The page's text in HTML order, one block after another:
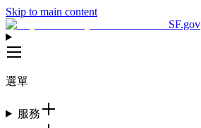
Skip to main content
SF.gov
選單
服務